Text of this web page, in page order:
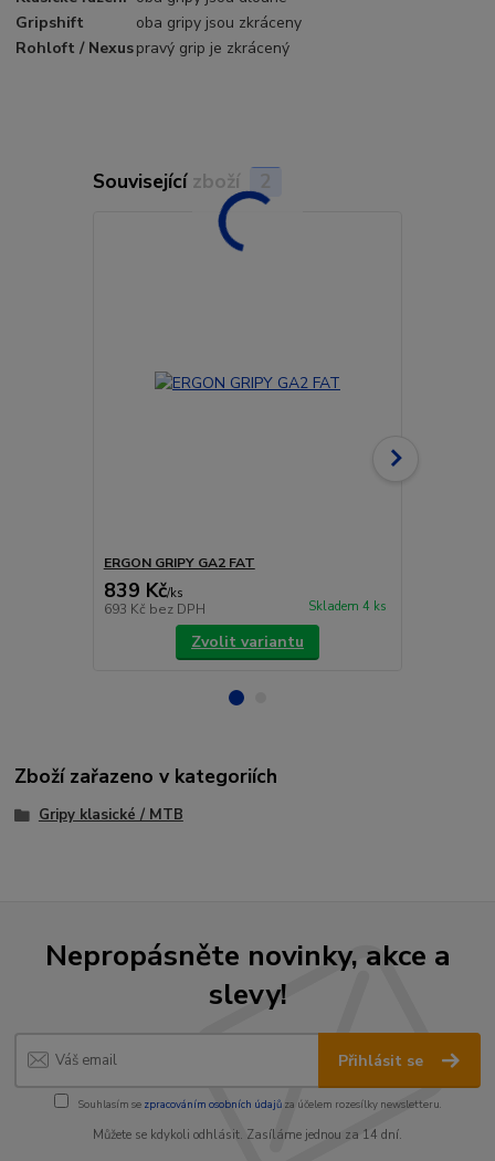
Gripshift
oba gripy jsou zkráceny
Rohloft / Nexuspravý grip je zkrácený
Související zboží 2
ERGON GRIPY GA2 FAT
839 Kč/ks
693 Kč bez DPH Skladem 4 ks
Zvolit variantu
Zboží zařazeno v kategoriích
Gripy klasické / MTB
Nepropásněte novinky, akce a
slevy!
Přihlásit se
Souhlasím se zpracováním osobních údajůza účelem rozesílky newsletteru.
Můžete se kdykoli odhlásit. Zasíláme jednou za 14 dní.